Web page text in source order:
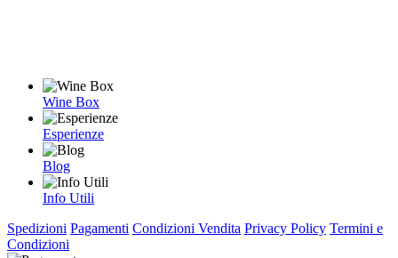
Wine Box
Esperienze
Blog
Info Utili
Spedizioni Pagamenti Condizioni Vendita Privacy Policy Termini e
Condizioni